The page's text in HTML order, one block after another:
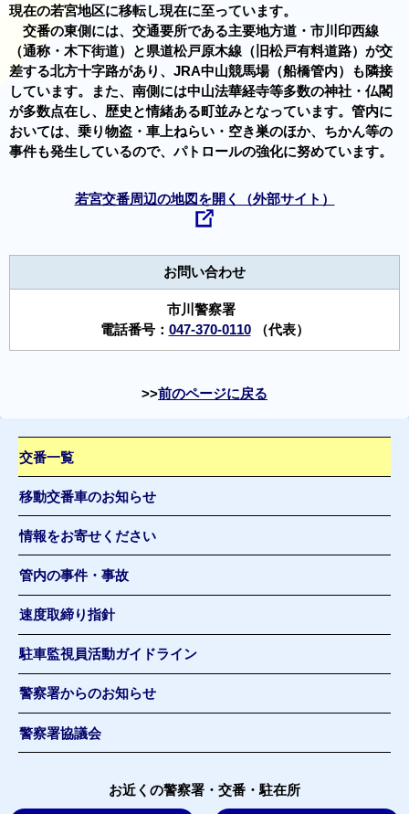
現在の若宮地区に移転し現在に至っています。
交番の東側には、交通要所である主要地方道・市川印西線
（通称・木下街道）と県道松戸原木線（旧松戸有料道路）が交
差する北方十字路があり、JRA中山競馬場（船橋管内）も隣接
しています。また、南側には中山法華経寺等多数の神社・仏閣
が多数点在し、歴史と情緒ある町並みとなっています。管内に
おいては、乗り物盗・車上ねらい・空き巣のほか、ちかん等の
事件も発生しているので、パトロールの強化に努めています。
若宮交番周辺の地図を開く（外部サイト）
お問い合わせ
市川警察署
電話番号： 047-370-0110（代表）
前のページに戻る
交番一覧
移動交番車のお知らせ
情報をお寄せください
管内の事件・事故
速度取締り指針
駐車監視員活動ガイドライン
警察署からのお知らせ
警察署協議会
お近くの警察署・交番・駐在所